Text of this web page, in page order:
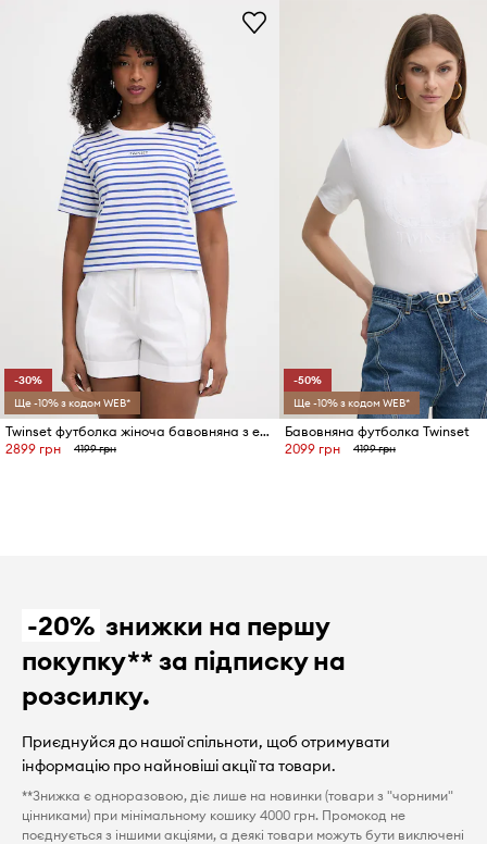
-30%
Ще -10% з кодом WEB*
Twinset футболка жіноча бавовняна з еластаном
2899 грн
4199 грн
-50%
Ще -10% з кодом WEB*
Бавовняна футболка Twinset
2099 грн
4199 грн
-20% знижки на першу
покупку** за підписку на
розсилку.
Приєднуйся до нашої спільноти, щоб отримувати
інформацію про найновіші акції та товари.
**Знижка є одноразовою, діє лише на новинки (товари з "чорними"
цінниками) при мінімальному кошику 4000 грн. Промокод не
поєднується з іншими акціями, а деякі товари можуть бути виключені